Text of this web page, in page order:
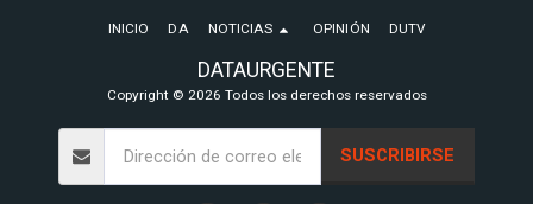
DATAURGENTE
Copyright © 2026 Todos los derechos reservados
INICIO DA NOTICIAS OPINIÓN DUTV
SUSCRIBIRSE